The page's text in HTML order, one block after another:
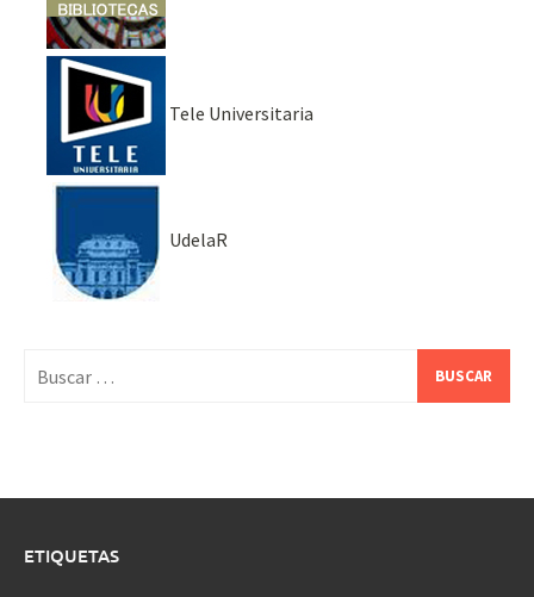
Tele Universitaria
UdelaR
ETIQUETAS